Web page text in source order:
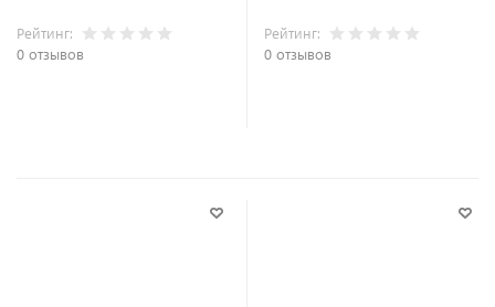
Рейтинг:
0 отзывов
Рейтинг:
0 отзывов